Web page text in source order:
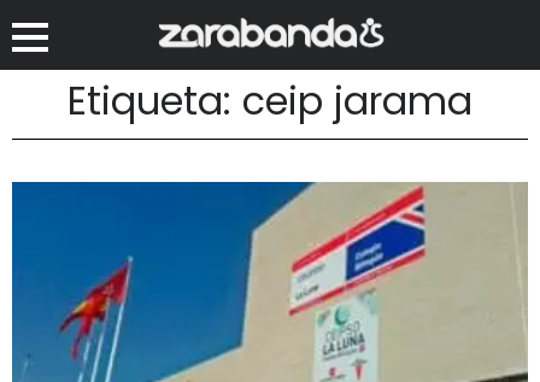
Etiqueta: ceip jarama